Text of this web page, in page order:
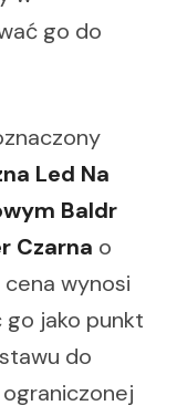
go do
Led Na
Baldr
Czarna o
wynosi
jako punkt
do